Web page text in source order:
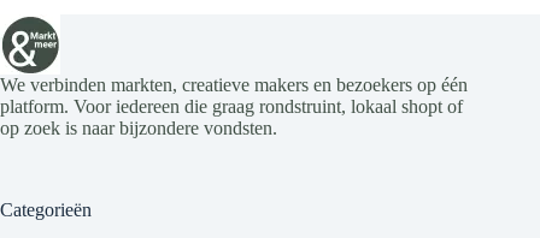
We verbinden markten, creatieve makers en bezoekers op één
platform. Voor iedereen die graag rondstruint, lokaal shopt of
op zoek is naar bijzondere vondsten.
Categorieën